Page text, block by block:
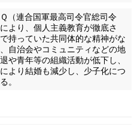
（連合国軍最高司令官総司令
より、個人主義教育が徹底さ
持っていた共同体的な精神がな
自治会やコミュニティなどの地
や青年等の組織活動が低下し、
より結婚も減少し、少子化につ
。